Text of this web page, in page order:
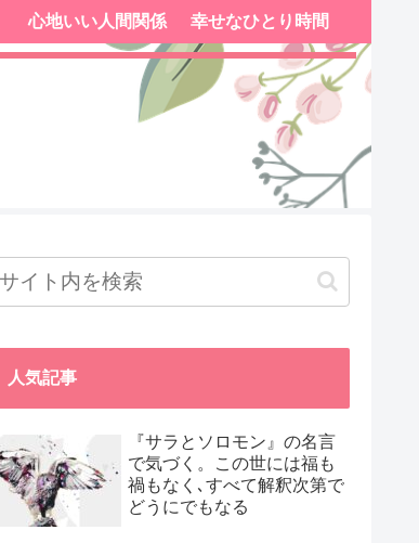
心地いい人間関係 幸せなひとり時間
人気記事
『サラとソロモン』の名言
で気づく。この世には福も
禍もなく､すべて解釈次第で
どうにでもなる